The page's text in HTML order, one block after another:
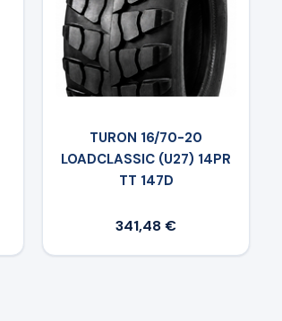
TURON 16/70-20
LOADCLASSIC (U27) 14PR
TT 147D
341,48 €